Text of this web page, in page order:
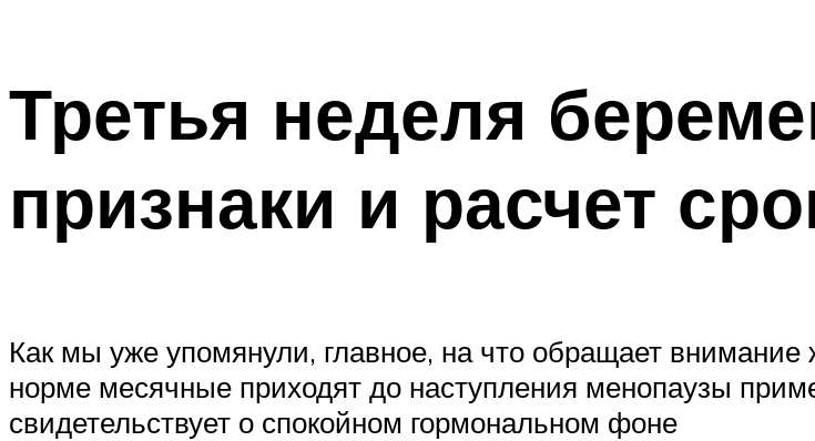
Третья неделя
признаки и расчет
Как мы уже упомянули, главное, на что обращает
норме месячные приходят до наступления менопаузы
свидетельствует о спокойном гормональном фоне